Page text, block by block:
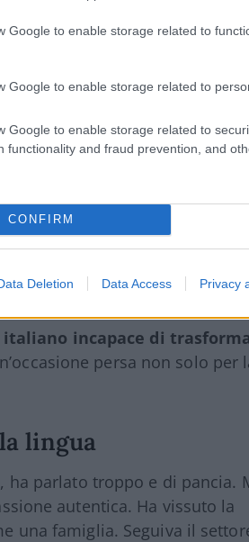
Google to enable storage related to
Google to enable storage related to
Google to enable storage related to
functionality and fraud prevention, and
CONFIRM
Deletion Data Access Privacy
strategico che aumenta il
da imprenditore
di euro per rifare o
e messo nero su bianco. Ma
non è mai decollato. «È
senza cercare alibi.
incapace di
persa non solo per
lingua
ha parlato troppo e di pancia.
autentica. Ha vissuto la
una famiglia. Seguiva il